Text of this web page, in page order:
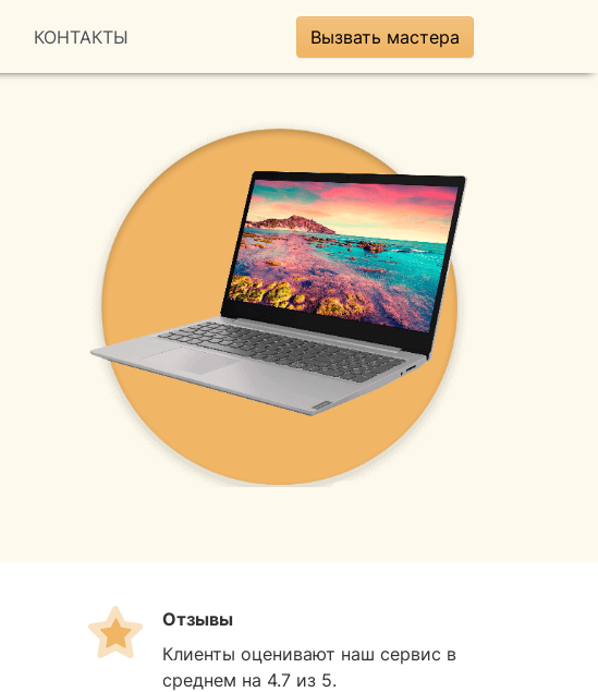
КОНТАКТЫ Вызвать мастера
Отзывы
Клиенты оценивают наш сервис в
среднем на 4.7 из 5.